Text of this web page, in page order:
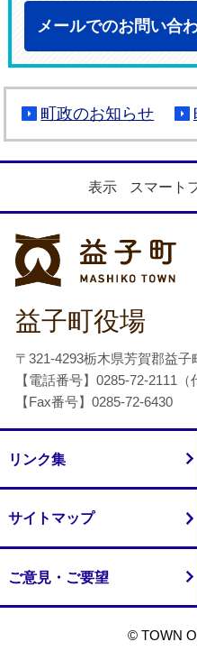
メールでのお問い合
町政のお知らせ
表示 スマート
益子町役場
〒321-4293栃木県芳賀郡益
【電話番号】0285-72-2111（
【Fax番号】0285-72-6430
リンク集
サイトマップ
ご意見・ご要望
© TOWN